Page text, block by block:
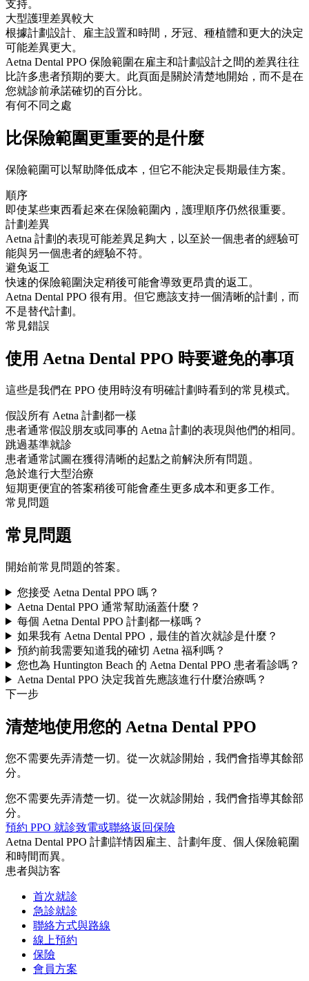
支持。
大型護理差異較大
根據計劃設計、雇主設置和時間，牙冠、種植體和更大的決定
可能差異更大。
Aetna Dental PPO 保險範圍在雇主和計劃設計之間的差異往往
比許多患者預期的要大。此頁面是關於清楚地開始，而不是在
您就診前承諾確切的百分比。
有何不同之處
比保險範圍更重要的是什麼
保險範圍可以幫助降低成本，但它不能決定長期最佳方案。
順序
即使某些東西看起來在保險範圍內，護理順序仍然很重要。
計劃差異
Aetna 計劃的表現可能差異足夠大，以至於一個患者的經驗可
能與另一個患者的經驗不符。
避免返工
快速的保險範圍決定稍後可能會導致更昂貴的返工。
Aetna Dental PPO 很有用。但它應該支持一個清晰的計劃，而
不是替代計劃。
常見錯誤
使用 Aetna Dental PPO 時要避免的事項
這些是我們在 PPO 使用時沒有明確計劃時看到的常見模式。
假設所有 Aetna 計劃都一樣
患者通常假設朋友或同事的 Aetna 計劃的表現與他們的相同。
跳過基準就診
患者通常試圖在獲得清晰的起點之前解決所有問題。
急於進行大型治療
短期更便宜的答案稍後可能會產生更多成本和更多工作。
常見問題
常見問題
開始前常見問題的答案。
您接受 Aetna Dental PPO 嗎？
Aetna Dental PPO 通常幫助涵蓋什麼？
每個 Aetna Dental PPO 計劃都一樣嗎？
如果我有 Aetna Dental PPO，最佳的首次就診是什麼？
預約前我需要知道我的確切 Aetna 福利嗎？
您也為 Huntington Beach 的 Aetna Dental PPO 患者看診嗎？
Aetna Dental PPO 決定我首先應該進行什麼治療嗎？
下一步
清楚地使用您的 Aetna Dental PPO
您不需要先弄清楚一切。從一次就診開始，我們會指導其餘部
分。
您不需要先弄清楚一切。從一次就診開始，我們會指導其餘部
分。
預約 PPO 就診致電或聯絡返回保險
Aetna Dental PPO 計劃詳情因雇主、計劃年度、個人保險範圍
和時間而異。
患者與訪客
首次就診
急診就診
聯絡方式與路線
線上預約
保險
會員方案